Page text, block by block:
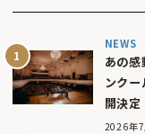
NEWS
あの
ンク
開決定
2026年